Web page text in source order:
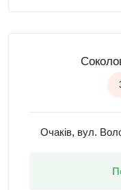
Очаків, вул.